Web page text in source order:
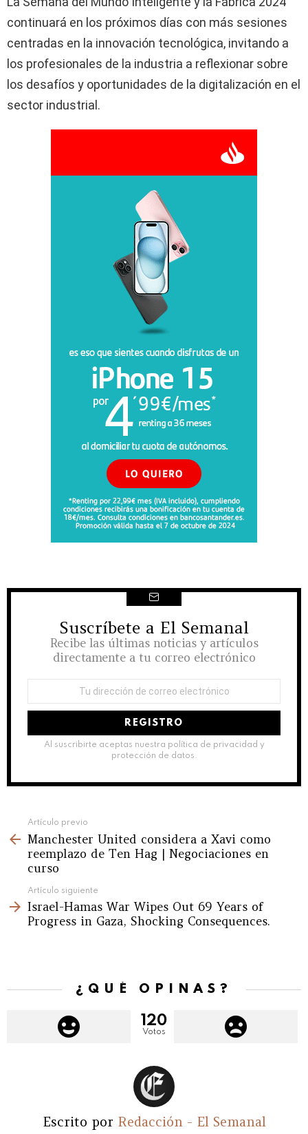
continuará en los próximos días con más sesiones
centradas en la innovación tecnológica, invitando a
los profesionales de la industria a reflexionar sobre
los desafíos y oportunidades de la digitalización en el
sector industrial.
NEWSLETTER
Suscríbete a El Semanal
Recibe las últimas noticias y artículos
directamente a tu correo electrónico
correo
Al suscribirte aceptas nuestra política de privacidad y
protección de datos.
more
Artículo previo
Manchester United considera a Xavi como
reemplazo de Ten Hag | Negociaciones en
curso
Artículo siguiente
Israel-Hamas War Wipes Out 69 Years of
Progress in Gaza, Shocking Consequences.
¿QUÉ OPINAS?
120
Votos
Escrito por Redacción - El Semanal